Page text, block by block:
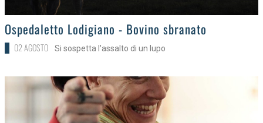
>
Ospedaletto Lodigiano - Bovino sbranato
02 AGOSTO Si sospetta l'assalto di un lupo